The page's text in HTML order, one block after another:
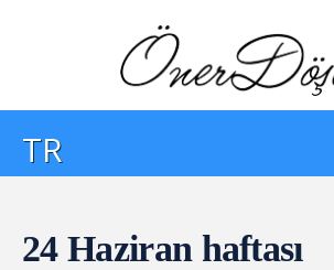
TR
24 Haziran haftası